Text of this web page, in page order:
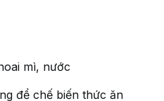
mì, nước
để chế biến thức ăn